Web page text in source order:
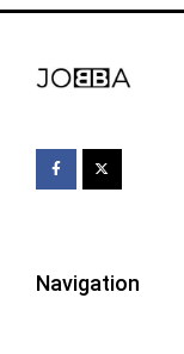
Navigation